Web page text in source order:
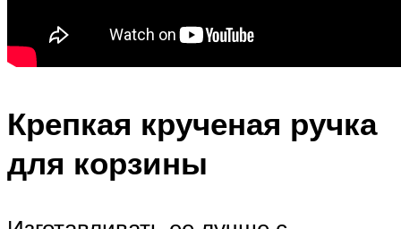
Крепкая крученая ручка
для корзины